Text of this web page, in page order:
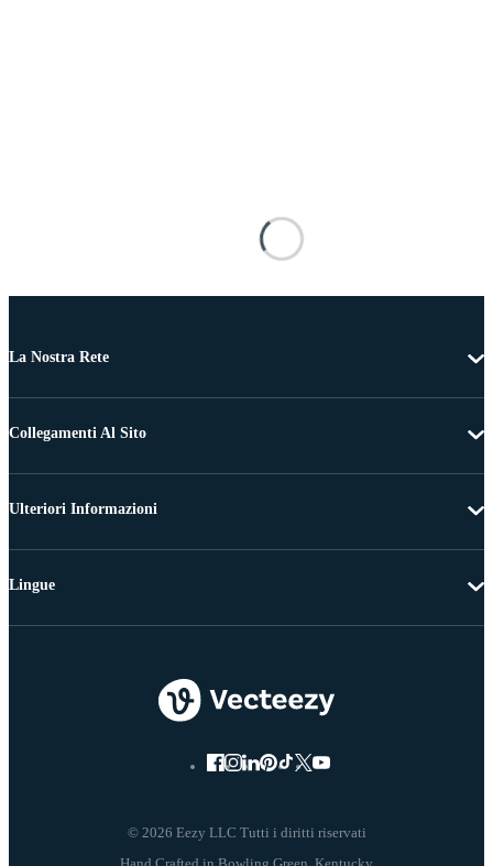
La Nostra Rete
Collegamenti Al Sito
Ulteriori Informazioni
© 2026 Eezy LLC Tutti i diritti riservati
Lingue